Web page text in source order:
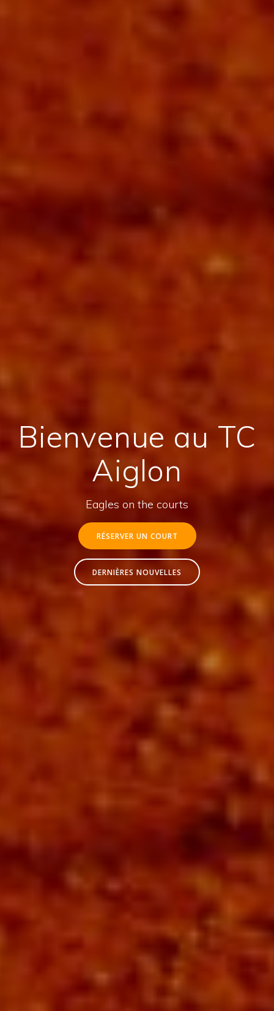
Bienvenue au TC
Aiglon
Eagles on the courts
RÉSERVER UN COURT
DERNIÈRES NOUVELLES